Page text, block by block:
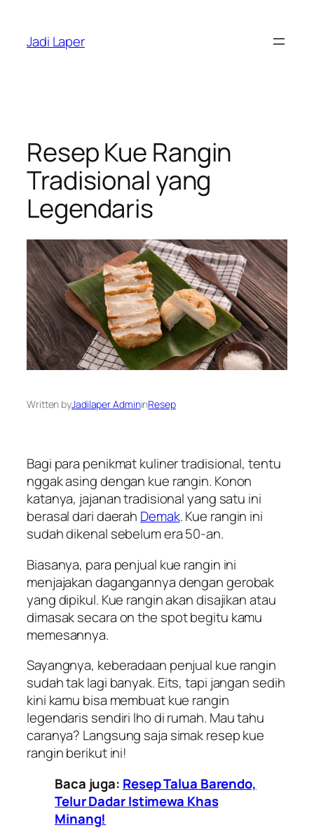
content
Jadi Laper
Resep Kue Rangin
Tradisional yang
Legendaris
Written byJadilaper AdmininResep
Bagi para penikmat kuliner tradisional, tentu
nggak asing dengan kue rangin. Konon
katanya, jajanan tradisional yang satu ini
berasal dari daerah Demak. Kue rangin ini
sudah dikenal sebelum era 50-an.
Biasanya, para penjual kue rangin ini
menjajakan dagangannya dengan gerobak
yang dipikul. Kue rangin akan disajikan atau
dimasak secaraon the spotbegitu kamu
memesannya.
Sayangnya, keberadaan penjual kue rangin
sudah tak lagi banyak. Eits, tapi jangan sedih
kini kamu bisa membuat kue rangin
legendaris sendiri lhodi rumah. Mau tahu
caranya? Langsung saja simak resep kue
rangin berikut ini!
Baca juga: Resep Talua Barendo,
Telur Dadar Istimewa Khas
Minang!